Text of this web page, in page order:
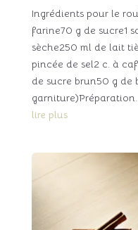
Ingrédients pour le
farine70 g de sucre1
sèche250 ml de lait
pincée de sel2 c. à
de sucre brun50 g de
lire plus